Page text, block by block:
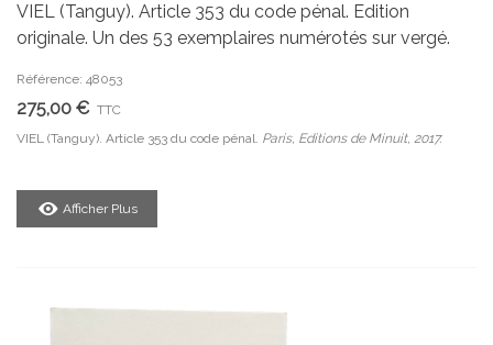
VIEL (Tanguy). Article 353 du code pénal. Edition
originale. Un des 53 exemplaires numérotés sur vergé.
Référence: 48053
275,00 € TTC
VIEL (Tanguy). Article 353 du code pénal. Paris, Editions de Minuit, 2017.
Afficher Plus